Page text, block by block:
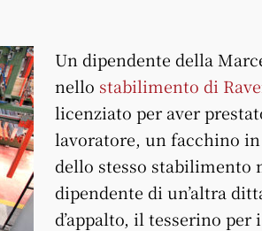
Un dipendente della
nello stabilimento di
licenziato per aver
lavoratore, un facchino
dello stesso stabilimento
dipendente di un’altra
d’appalto, il tesserino